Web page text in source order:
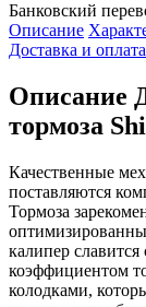
Банковский
Описание
Доставка и оплата
Описание
тормоза
Качественные
поставляются
Тормоза
калипер
коэффициентом
колодками,